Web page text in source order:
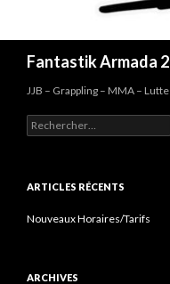
Fantastik Armada 2
JJB – Grappling – MMA – Lutte
Rechercher :
ARTICLES RÉCENTS
Nouveaux Horaires/Tarifs
ARCHIVES